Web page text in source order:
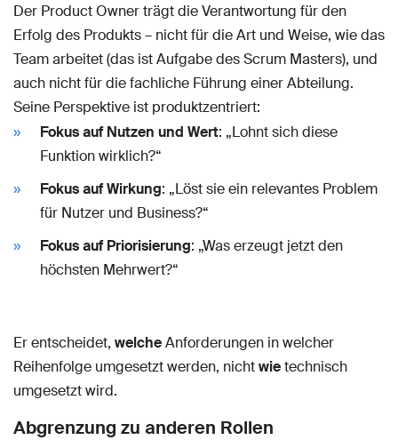
Der Product Owner trägt die Verantwortung für den
Erfolg des Produkts – nicht für die Art und Weise, wie das
Team arbeitet (das ist Aufgabe des Scrum Masters), und
auch nicht für die fachliche Führung einer Abteilung.
Seine Perspektive ist produktzentriert:
Fokus auf Nutzen und Wert: „Lohnt sich diese
Funktion wirklich?“
Fokus auf Wirkung: „Löst sie ein relevantes Problem
für Nutzer und Business?“
Fokus auf Priorisierung: „Was erzeugt jetzt den
höchsten Mehrwert?“
Er entscheidet, welcheAnforderungen in welcher
Reihenfolge umgesetzt werden, nichtwietechnisch
umgesetzt wird.
Abgrenzung zu anderen Rollen